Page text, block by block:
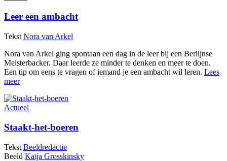
Leer een ambacht
Tekst Nora van Arkel
Nora van Arkel ging spontaan een dag in de leer bij een Berlijnse
Meisterbacker. Daar leerde ze minder te denken en meer te doen.
Een tip om eens te vragen of iemand je een ambacht wil leren. Lees
meer
Actueel
Staakt-het-boeren
Tekst Beeldredactie
Beeld Katja Grosskinsky